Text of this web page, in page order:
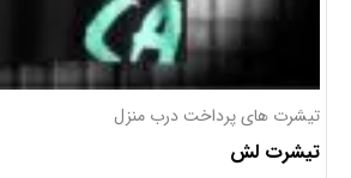
تیشرت های پرداخت درب منزل
تیشرت لش